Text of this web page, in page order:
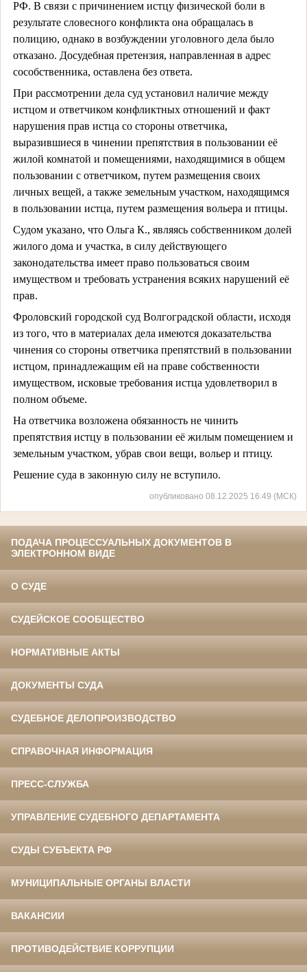
РФ. В связи с причинением истцу физической боли в
результате словесного конфликта она обращалась в
полицию, однако в возбуждении уголовного дела было
отказано. Досудебная претензия, направленная в адрес
сособственника, оставлена без ответа.
При рассмотрении дела суд установил наличие между
истцом и ответчиком конфликтных отношений и факт
нарушения прав истца со стороны ответчика,
выразившиеся в чинении препятствия в пользовании её
жилой комнатой и помещениями, находящимися в общем
пользовании с ответчиком, путем размещения своих
личных вещей, а также земельным участком, находящимся
в пользовании истца, путем размещения вольера и птицы.
Судом указано, что Ольга К., являясь собственником долей
жилого дома и участка, в силу действующего
законодательства имеет право пользоваться своим
имуществом и требовать устранения всяких нарушений её
прав.
Фроловский городской суд Волгоградской области, исходя
из того, что в материалах дела имеются доказательства
чинения со стороны ответчика препятствий в пользовании
истцом, принадлежащим ей на праве собственности
имуществом, исковые требования истца удовлетворил в
полном объеме.
На ответчика возложена обязанность не чинить
препятствия истцу в пользовании её жилым помещением и
земельным участком, убрав свои вещи, вольер и птицу.
Решение суда в законную силу не вступило.
опубликовано 08.12.2025 16:49 (МСК)
ПОДАЧА ПРОЦЕССУАЛЬНЫХ ДОКУМЕНТОВ В
ЭЛЕКТРОННОМ ВИДЕ
О СУДЕ
СУДЕЙСКОЕ СООБЩЕСТВО
НОРМАТИВНЫЕ АКТЫ
ДОКУМЕНТЫ СУДА
СУДЕБНОЕ ДЕЛОПРОИЗВОДСТВО
СПРАВОЧНАЯ ИНФОРМАЦИЯ
ПРЕСС-СЛУЖБА
УПРАВЛЕНИЕ СУДЕБНОГО ДЕПАРТАМЕНТА
СУДЫ СУБЪЕКТА РФ
МУНИЦИПАЛЬНЫЕ ОРГАНЫ ВЛАСТИ
ВАКАНСИИ
ПРОТИВОДЕЙСТВИЕ КОРРУПЦИИ